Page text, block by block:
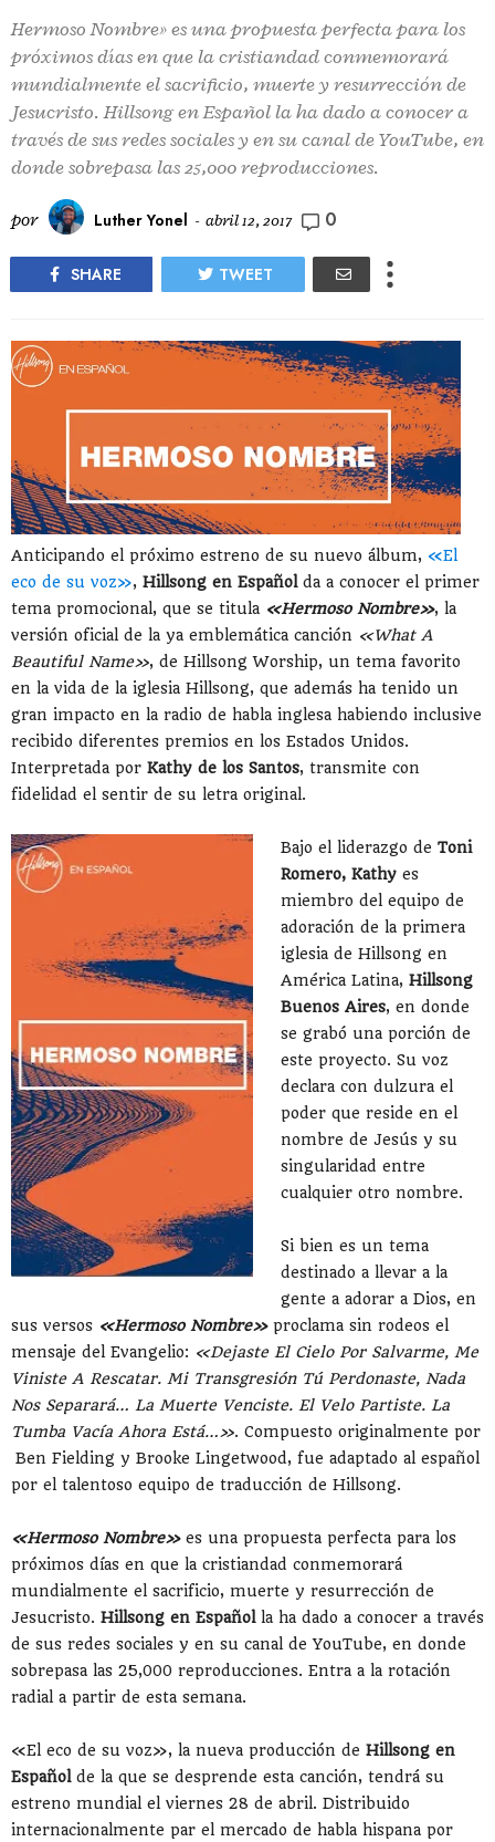
Hermoso Nombre» es una propuesta perfecta para los
próximos días en que la cristiandad conmemorará
mundialmente el sacrificio, muerte y resurrección de
Jesucristo. Hillsong en Español la ha dado a conocer a
través de sus redes sociales y en su canal de YouTube, en
donde sobrepasa las 25,000 reproducciones.
por Luther Yonel - abril 12, 2017 0
SHARE TWEET
Anticipando el próximo estreno de su nuevo álbum, «El
eco de su voz», Hillsong en Españolda a conocer el primer
tema promocional, que se titula «Hermoso Nombre», la
versión oficial de la ya emblemática canción «What A
Beautiful Name», de Hillsong Worship, un tema favorito
en la vida de la iglesia Hillsong, que además ha tenido un
gran impacto en la radio de habla inglesa habiendo inclusive
recibido diferentes premios en los Estados Unidos.
Interpretada por Kathy de los Santos, transmite con
fidelidad el sentir de su letra original.
Bajo el liderazgo de Toni
Romero, Kathy es
miembro del equipo de
adoración de la primera
iglesia de Hillsong en
América Latina, Hillsong
Buenos Aires, en donde
se grabó una porción de
este proyecto. Su voz
declara con dulzura el
poder que reside en el
nombre de Jesús y su
singularidad entre
cualquier otro nombre.
Si bien es un tema
destinado a llevar a la
gente a adorar a Dios, en
sus versos «Hermoso Nombre» proclama sin rodeos el
mensaje del Evangelio: «Dejaste El Cielo Por Salvarme, Me
Viniste A Rescatar. Mi Transgresión Tú Perdonaste, Nada
Nos Separará… La Muerte Venciste. El Velo Partiste. La
Tumba Vacía Ahora Está…». Compuesto originalmente por
Ben Fielding y Brooke Lingetwood, fue adaptado al español
por el talentoso equipo de traducción de Hillsong.
«Hermoso Nombre» es una propuesta perfecta para los
próximos días en que la cristiandad conmemorará
mundialmente el sacrificio, muerte y resurrección de
Jesucristo. Hillsong en Españolla ha dado a conocer a través
de sus redes sociales y en su canal de YouTube, en donde
sobrepasa las 25,000 reproducciones. Entra a la rotación
radial a partir de esta semana.
«El eco de su voz», la nueva producción de Hillsong en
Españolde la que se desprende esta canción, tendrá su
estreno mundial el viernes 28 de abril. Distribuido
internacionalmente par el mercado de habla hispana por